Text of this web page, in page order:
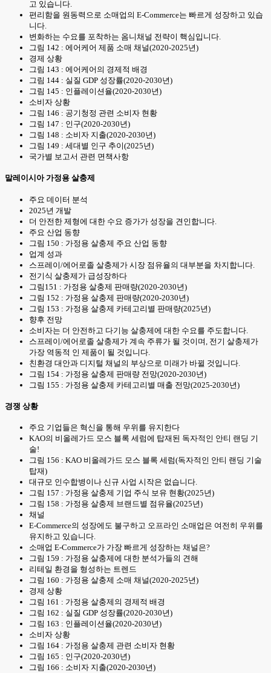
고 있습니다.
편리함을 원동력으로 소매업의 E-Commerce는 빠르게 성장하고 있습
니다.
변화하는 수요를 포착하는 옴니채널 전략이 핵심입니다.
그림 142 : 에어케어 제품 소매 채널(2020-2025년)
경제 상황
그림 143 : 에어케어의 경제적 배경
그림 144 : 실질 GDP 성장률(2020-2030년)
그림 145 : 인플레이션율(2020-2030년)
소비자 상황
그림 146 : 공기청정 관련 소비자 현황
그림 147 : 인구(2020-2030년)
그림 148 : 소비자 지출(2020-2030년)
그림 149 : 세대별 인구 추이(2025년)
국가별 보고서 관련 면책사항
말레이시아 가정용 살충제
주요 데이터 분석
2025년 개발
더 안전한 제형에 대한 수요 증가가 성장을 견인합니다.
주요 산업 동향
그림 150 : 가정용 살충제 주요 산업 동향
업계 성과
스프레이/에어로졸 살충제가 시장 점유율의 대부분을 차지합니다.
전기식 살충제가 급성장하다
그림151 : 가정용 살충제 판매량(2020-2030년)
그림 152 : 가정용 살충제 판매량(2020-2030년)
그림 153 : 가정용 살충제 카테고리별 판매량(2025년)
향후 전망
소비자는 더 안전하고 다기능 살충제에 대한 수요를 주도합니다.
스프레이/에어로졸 살충제가 계속 주류가 될 것이며, 전기 살충제가
가장 역동적 인 제품이 될 것입니다.
친환경 대안과 디지털 채널의 부상으로 미래가 바뀔 것입니다.
그림 154 : 가정용 살충제 판매량 전망(2020-2030년)
그림 155 : 가정용 살충제 카테고리별 매출 전망(2025-2030년)
경쟁 상황
주요 기업들은 혁신을 통해 우위를 유지한다
KAO의 비올레가드 모스 블록 세럼에 탑재된 독자적인 안티 랜딩 기
술!
그림 156 : KAO 비올레가드 모스 블록 세럼(독자적인 안티 랜딩 기술
탑재)
대규모 인수합병이나 신규 사업 시작은 없습니다.
그림 157 : 가정용 살충제 기업 주식 보유 현황(2025년)
그림 158 : 가정용 살충제 브랜드별 점유율(2025년)
채널
E-Commerce의 성장에도 불구하고 오프라인 소매업은 여전히 우위를
유지하고 있습니다.
소매업 E-Commerce가 가장 빠르게 성장하는 채널은?
그림 159 : 가정용 살충제에 대한 분석가들의 견해
리테일 환경을 형성하는 트렌드
그림 160 : 가정용 살충제 소매 채널(2020-2025년)
경제 상황
그림 161 : 가정용 살충제의 경제적 배경
그림 162 : 실질 GDP 성장률(2020-2030년)
그림 163 : 인플레이션율(2020-2030년)
소비자 상황
그림 164 : 가정용 살충제 관련 소비자 현황
그림 165 : 인구(2020-2030년)
그림 166 : 소비자 지출(2020-2030년)